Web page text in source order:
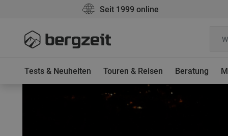
Seit 1999 online
Tests & Neuheiten Touren & Reisen Beratung